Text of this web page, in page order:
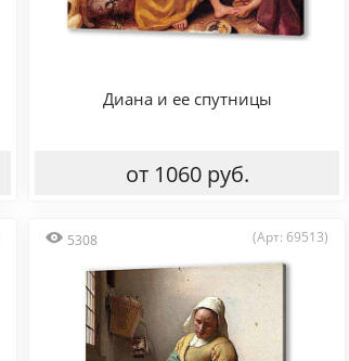
Диана и ее спутницы
от 1060 руб.
5308 (Арт: 69513)